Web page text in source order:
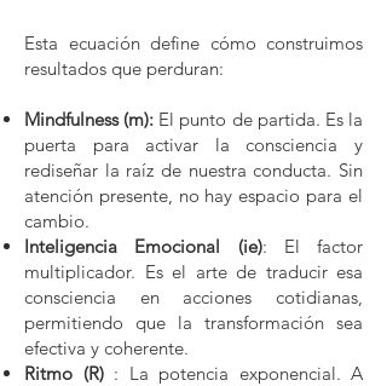
Esta ecuación define cómo construimos
resultados que perduran:
Mindfulness (m): El punto de partida. Es la
puerta para activar la consciencia y
rediseñar la raíz de nuestra conducta. Sin
atención presente, no hay espacio para el
cambio.
Inteligencia Emocional (ie): El factor
multiplicador. Es el arte de traducir esa
consciencia en acciones cotidianas,
permitiendo que la transformación sea
efectiva y coherente.
Ritmo (R) : La potencia exponencial. A